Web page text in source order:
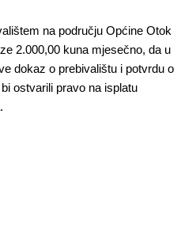
na području Općine Otok
2.000,00 kuna mjesečno, da u
dokaz o prebivalištu i potvrdu o
ostvarili pravo na isplatu